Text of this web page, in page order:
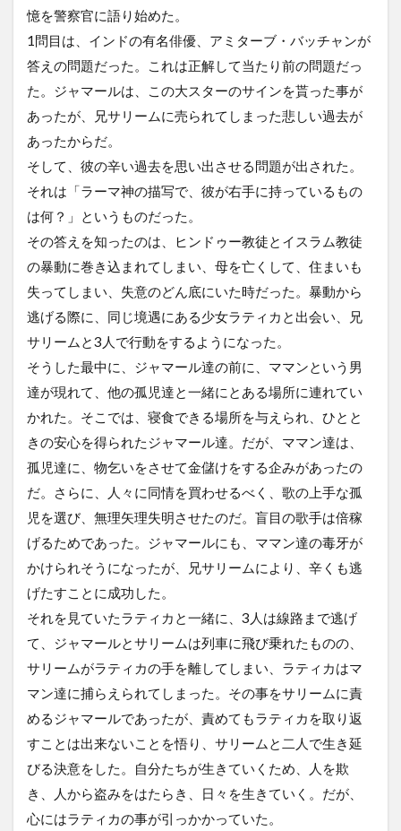
憶を警察官に語り始めた。
1問目は、インドの有名俳優、アミターブ・バッチャンが
答えの問題だった。これは正解して当たり前の問題だっ
た。ジャマールは、この大スターのサインを貰った事が
あったが、兄サリームに売られてしまった悲しい過去が
あったからだ。
そして、彼の辛い過去を思い出させる問題が出された。
それは「ラーマ神の描写で、彼が右手に持っているもの
は何？」というものだった。
その答えを知ったのは、ヒンドゥー教徒とイスラム教徒
の暴動に巻き込まれてしまい、母を亡くして、住まいも
失ってしまい、失意のどん底にいた時だった。暴動から
逃げる際に、同じ境遇にある少女ラティカと出会い、兄
サリームと3人で行動をするようになった。
そうした最中に、ジャマール達の前に、ママンという男
達が現れて、他の孤児達と一緒にとある場所に連れてい
かれた。そこでは、寝食できる場所を与えられ、ひとと
きの安心を得られたジャマール達。だが、ママン達は、
孤児達に、物乞いをさせて金儲けをする企みがあったの
だ。さらに、人々に同情を買わせるべく、歌の上手な孤
児を選び、無理矢理失明させたのだ。盲目の歌手は倍稼
げるためであった。ジャマールにも、ママン達の毒牙が
かけられそうになったが、兄サリームにより、辛くも逃
げたすことに成功した。
それを見ていたラティカと一緒に、3人は線路まで逃げ
て、ジャマールとサリームは列車に飛び乗れたものの、
サリームがラティカの手を離してしまい、ラティカはマ
マン達に捕らえられてしまった。その事をサリームに責
めるジャマールであったが、責めてもラティカを取り返
すことは出来ないことを悟り、サリームと二人で生き延
びる決意をした。自分たちが生きていくため、人を欺
き、人から盗みをはたらき、日々を生きていく。だが、
心にはラティカの事が引っかかっていた。